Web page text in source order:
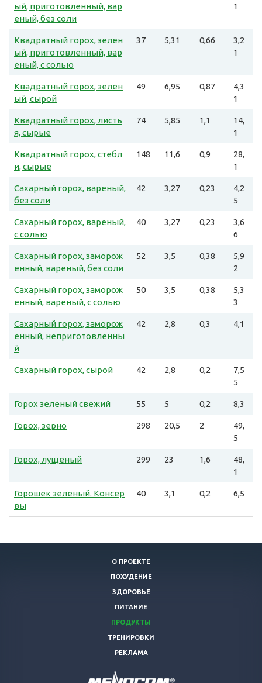
ый, приготовленный, вар
еный, без соли
1
Квадратный горох, зелен
ый, приготовленный, вар
еный, с солью
37 5,31 0,66
3,2
1
Квадратный горох, зелен
ый, сырой
49 6,95 0,87
4,3
1
Квадратный горох, листь
я, сырые
74 5,85 1,1
14,
1
Квадратный горох, стебл
и, сырые
148 11,6 0,9
28,
1
Сахарный горох, вареный,
без соли
42 3,27 0,23
4,2
5
Сахарный горох, вареный,
с солью
40 3,27 0,23
3,6
6
Сахарный горох, заморож
енный, вареный, без соли
52 3,5 0,38
5,9
2
Сахарный горох, заморож
енный, вареный, с солью
50 3,5 0,38
5,3
3
Сахарный горох, заморож
енный, неприготовленны
й
42 2,8 0,3 4,1
Сахарный горох, сырой 42 2,8 0,2
7,5
5
Горох зеленый свежий 55 5 0,2 8,3
Горох, зерно 298 20,5 2
49,
5
Горох, лущеный 299 23 1,6
48,
1
Горошек зеленый. Консер
вы
40 3,1 0,2 6,5
О ПРОЕКТЕ
ПОХУДЕНИЕ
ЗДОРОВЬЕ
ПИТАНИЕ
ПРОДУКТЫ
ТРЕНИРОВКИ
РЕКЛАМА